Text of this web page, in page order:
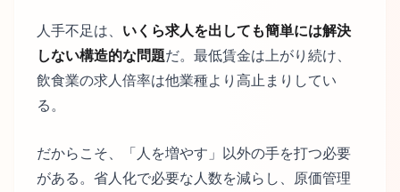
人手不足は、 いくら求人を出しても簡単には解決
しない構造的な問題だ。最低賃金は上がり続け、
飲食業の求人倍率は他業種より高止まりしてい
る。
だからこそ、「人を増やす」以外の手を打つ必要
がある。省人化で必要な人数を減らし、原価管理